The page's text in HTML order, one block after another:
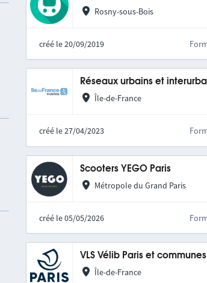
Rosny-sous-Bois
créé le 20/09/2019
Réseaux urbains et
Île-de-France
créé le 27/04/2023
Scooters YEGO Paris
Métropole du Grand Paris
créé le 05/05/2026
VLS Vélib Paris et
Île-de-France